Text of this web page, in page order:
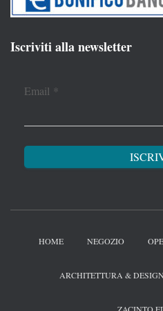
Iscriviti alla newsletter
Email *
HOME NEGOZIO
ARCHITETTURA & DESIGN
ZACINTO